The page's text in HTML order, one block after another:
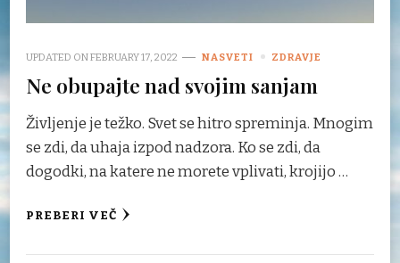
UPDATED ONFEBRUARY 17, 2022 NASVETI ZDRAVJE
Ne obupajte nad svojim sanjam
Življenje je težko. Svet se hitro spreminja. Mnogim
se zdi, da uhaja izpod nadzora. Ko se zdi, da
dogodki, na katere ne morete vplivati, krojijo …
PREBERI VEČ